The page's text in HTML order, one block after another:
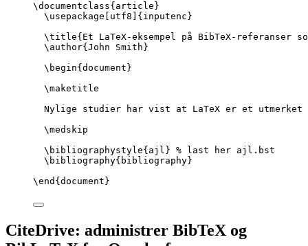
\documentclass{ article }
\usepackage
utf8 ]{ inputenc }
\title{Et LaTeX-eksempel på BibTeX-
\author{John Smith}
\begin{ document }
\maketitle
Nylige studier har vist at LaTeX er et utmerket
\medskip
\bibliographystyle{ajl} % last her ajl.bst
\bibliography{bibliography}
\end { document }
CiteDrive: administrer BibTeX og